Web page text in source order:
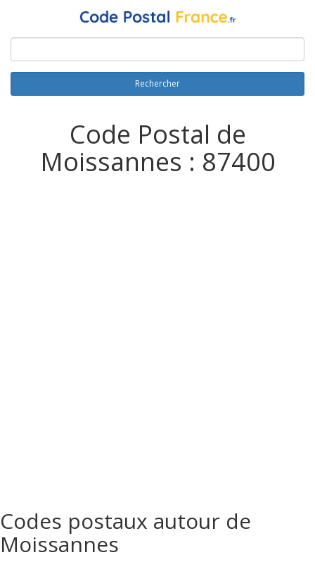
Rechercher
Code Postal de
Moissannes : 87400
Codes postaux autour de
Moissannes